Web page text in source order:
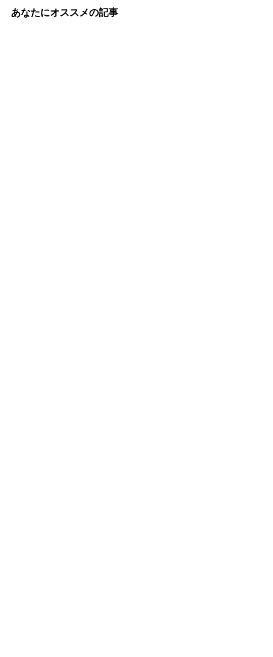
あなたにオススメの記事